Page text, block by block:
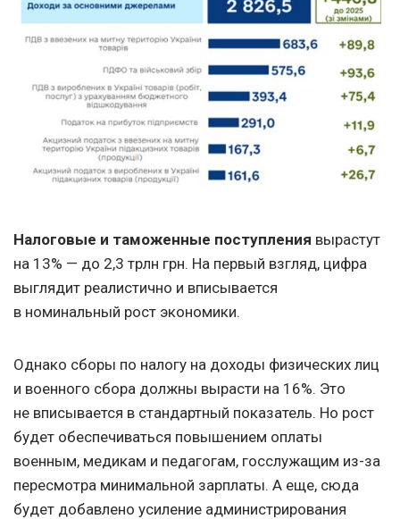
Налоговые и таможенные поступления вырастут
на 13% — до 2,3 трлн грн. На первый взгляд, цифра
выглядит реалистично и вписывается
в номинальный рост экономики.
Однако сборы по налогу на доходы физических лиц
и военного сбора должны вырасти на 16%. Это
не вписывается в стандартный показатель. Но рост
будет обеспечиваться повышением оплаты
военным, медикам и педагогам, госслужащим из-за
пересмотра минимальной зарплаты. А еще, сюда
будет добавлено усиление администрирования